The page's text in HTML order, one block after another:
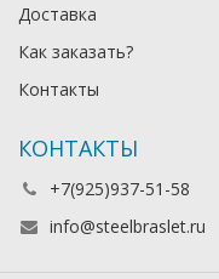
Доставка
Как заказать?
Контакты
КОНТАКТЫ
+7(925)937-51-58
info@steelbraslet.ru